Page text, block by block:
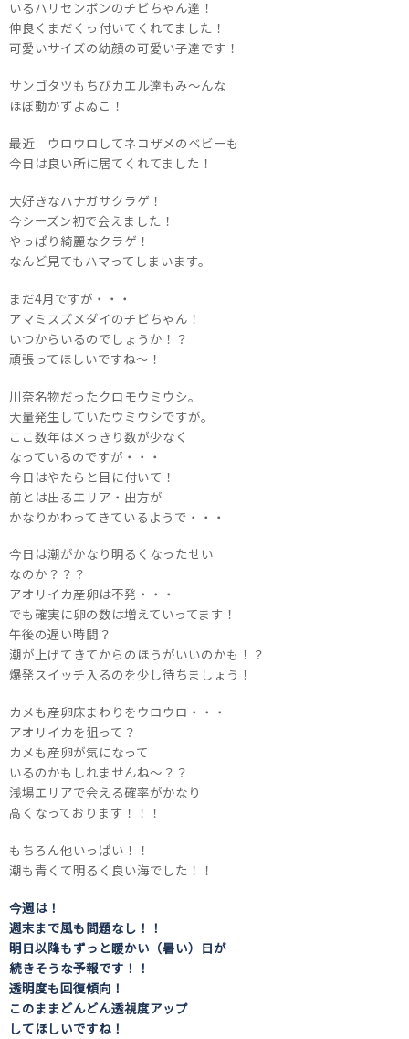
いるハリセンボンのチビちゃん達！
仲良くまだくっ付いてくれてました！
可愛いサイズの幼顔の可愛い子達です！
サンゴタツもちびカエル達もみ～んな
ほぼ動かずよゐこ！
最近 ウロウロしてネコザメのベビーも
今日は良い所に居てくれてました！
大好きなハナガサクラゲ！
今シーズン初で会えました！
やっぱり綺麗なクラゲ！
なんど見てもハマってしまいます。
まだ4月ですが・・・
アマミスズメダイのチビちゃん！
いつからいるのでしょうか！？
頑張ってほしいですね～！
川奈名物だったクロモウミウシ。
大量発生していたウミウシですが。
ここ数年はメっきり数が少なく
なっているのですが・・・
今日はやたらと目に付いて！
前とは出るエリア・出方が
かなりかわってきているようで・・・
今日は潮がかなり明るくなったせい
なのか？？？
アオリイカ産卵は不発・・・
でも確実に卵の数は増えていってます！
午後の遅い時間？
潮が上げてきてからのほうがいいのかも！？
爆発スイッチ入るのを少し待ちましょう！
カメも産卵床まわりをウロウロ・・・
アオリイカを狙って？
カメも産卵が気になって
いるのかもしれませんね～？？
浅場エリアで会える確率がかなり
高くなっております！！！
もちろん他いっぱい！！
潮も青くて明るく良い海でした！！
今週は！
週末まで風も問題なし！！
明日以降もずっと暖かい（暑い）日が
続きそうな予報です！！
透明度も回復傾向！
このままどんどん透視度アップ
してほしいですね！